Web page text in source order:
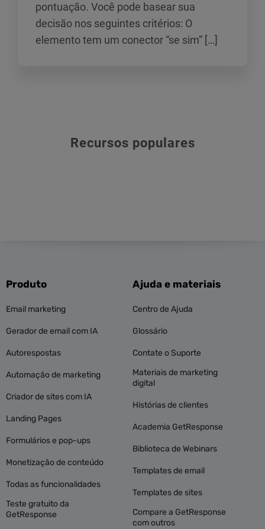
pontuação. Você pode basear sua
decisão nos seguintes critérios: O
elemento tem um conector “se sim” […]
Recursos populares
Produto
Email marketing
Gerador de email com IA
Autorespostas
Automação de marketing
Criador de sites com IA
Landing Pages
Formulários e pop-ups
Monetização de conteúdo
Todas as funcionalidades
Teste gratuito da
GetResponse
Ajuda e materiais
Centro de Ajuda
Glossário
Contate o Suporte
Materiais de marketing
digital
Histórias de clientes
Academia GetResponse
Biblioteca de Webinars
Templates de email
Templates de sites
Compare a GetResponse
com outros